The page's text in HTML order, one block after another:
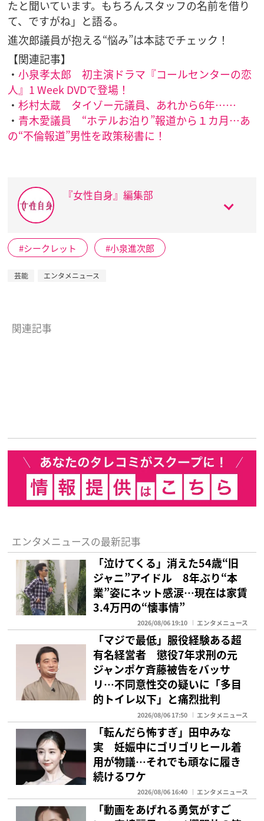
たと聞いています。もちろんスタッフの名前を借り
て、ですがね」と語る。
進次郎議員が抱える“悩み”は本誌でチェック！
【関連記事】
・小泉孝太郎 初主演ドラマ『コールセンターの恋
人』1 Week DVDで登場！
・杉村太蔵 タイゾー元議員、あれから6年……
・ 青木愛議員 “ホテルお泊り”報道から１カ月…あ
の“不倫報道”男性を政策秘書に！
『女性自身』編集部
シークレット 小泉進次郎
芸能 エンタメニュース
関連記事
エンタメニュースの最新記事
「泣けてくる」消えた54歳“旧
ジャニ”アイドル 8年ぶり“本
業”姿にネット感涙…現在は家賃
3.4万円の“懐事情”
2026/08/06 19:10 エンタメニュース
「マジで最低」服役経験ある超
有名経営者 懲役7年求刑の元
ジャンポケ斉藤被告をバッサ
リ…不同意性交の疑いに「多目
的トイレ以下」と痛烈批判
2026/08/06 17:50 エンタメニュース
「転んだら怖すぎ」田中みな
実 妊娠中にゴリゴリヒール着
用が物議…それでも頑なに履き
続けるワケ
2026/08/06 16:40 エンタメニュース
「動画をあげれる勇気がすご